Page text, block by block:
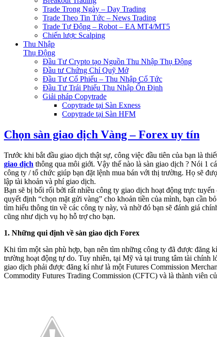
Trade Trong Ngày – Day Trading
Trade Theo Tin Tức – News Trading
Trade Tự Động – Robot – EA MT4/MT5
Chiến lược Scalping
Thu Nhập
Thụ Động
Đầu Tư Crypto tạo Nguồn Thu Nhập Thụ Động
Đầu tư Chứng Chỉ Quỹ Mở
Đầu Tư Cổ Phiếu – Thu Nhập Cổ Tức
Đầu Tư Trái Phiếu Thu Nhập Ổn Định
Giải pháp Copytrade
Copytrade tại Sàn Exness
Copytrade tại Sàn HFM
Chọn sàn giao dịch Vàng – Forex uy tín
Trước khi bắt đầu giao dịch thật sự, công việc đầu tiên của bạn là
giao dịch thông qua môi giới. Vậy thế nào là sàn giao dịch ? Nói 1
công ty / tổ chức giúp bạn đặt lệnh mua bán với thị trường. Họ sẽ
lập tài khoản và phí giao dịch.
Bạn sẽ bị bối rối bởi rất nhiều công ty giao dịch hoạt động trực
quyết định “chọn mặt gửi vàng” cho khoản tiền của mình, bạn cần
tìm hiểu thông tin về các công ty này, và nhờ đó bạn sẽ đánh giá
cũng như dịch vụ họ hỗ trợ cho bạn.
1. Những qui định về sàn giao dịch Forex
Khi tìm một sàn phù hợp, bạn nên tìm những công ty đã được đăng
trường hoạt động tự do. Tuy nhiên, tại Mỹ và tại trung tâm tài chính
giao dịch phải được đăng kí như là một Futures Commission
Commodity Futures Trading Commission (CFTC) và là thành viên